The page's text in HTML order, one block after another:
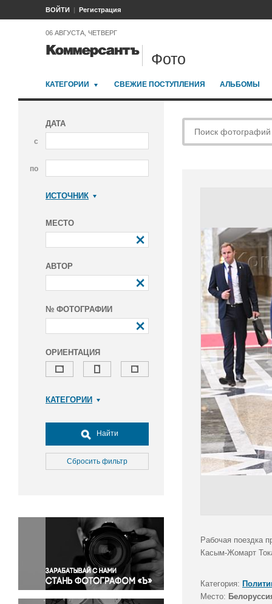
ВОЙТИ Регистрация
06 АВГУСТА, ЧЕТВЕРГ
Фото
КАТЕГОРИИ СВЕЖИЕ ПОСТУПЛЕНИЯ АЛЬБОМЫ
ДАТА
с
по
ИСТОЧНИК
МЕСТО
АВТОР
№ ФОТОГРАФИИ
ОРИЕНТАЦИЯ
КАТЕГОРИИ
Досуг, туризм и отдых
Культура
Медицина
Окружающая среда
Политика
Правосудие
Происшествия и конфликты
Религия
Светская жизнь
Найти
Сбросить фильтр
Рабочая поездка
Касым-Жомарт
Категория:
Место: